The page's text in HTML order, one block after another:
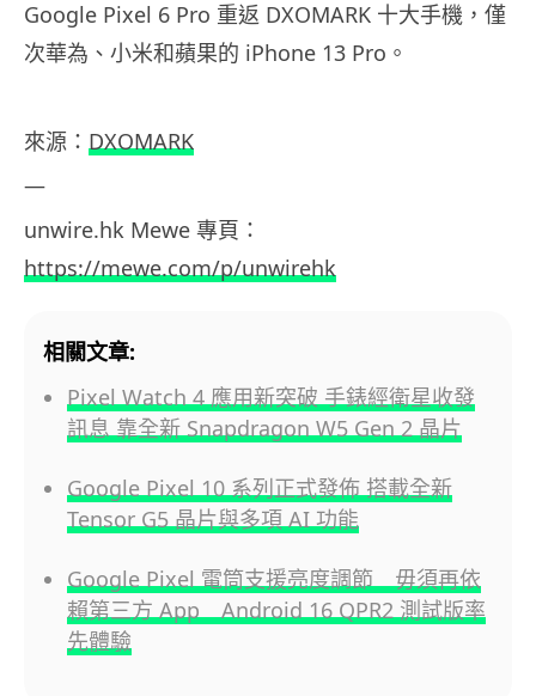
Google Pixel 6 Pro 重返 DXOMARK 十大手機，僅
次華為、小米和蘋果的 iPhone 13 Pro。
來源： DXOMARK
—
unwire.hk Mewe 專頁：
https://mewe.com/p/unwirehk
相關文章:
Pixel Watch 4 應用新突破 手錶經衛星收發
訊息 靠全新 Snapdragon W5 Gen 2 晶片
Google Pixel 10 系列正式發佈 搭載全新
Tensor G5 晶片與多項 AI 功能
Google Pixel 電筒支援亮度調節 毋須再依
賴第三方 App Android 16 QPR2 測試版率
先體驗